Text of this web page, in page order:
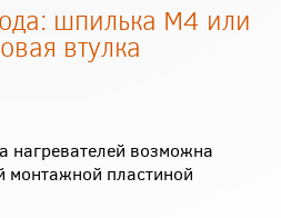
шпилька М4 или
втулка
нагревателей возможна
монтажной пластиной